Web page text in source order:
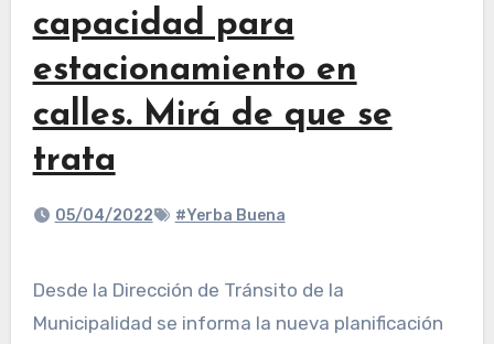
capacidad para
estacionamiento en
calles. Mirá de que se
trata
05/04/2022 #Yerba Buena
Desde la Dirección de Tránsito de la
Municipalidad se informa la nueva planificación